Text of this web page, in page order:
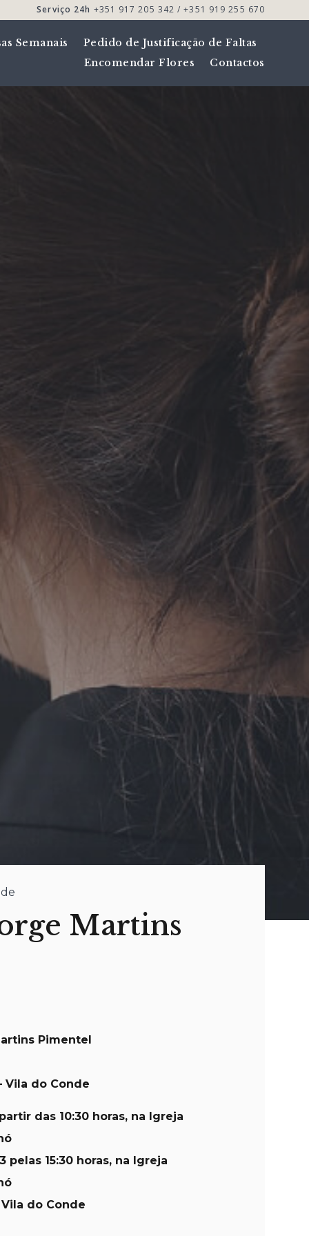
Serviço 24h +351 917 205 342 / +351 919 255 670
Semanais
Pedido de Justificação de Faltas
Encomendar Flores
Contactos
Martins
Pimentel
Vila do Conde
das 10:30 horas, na Igreja
pelas 15:30 horas, na Igreja
do Conde